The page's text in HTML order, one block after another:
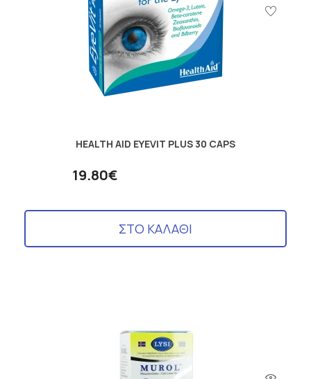
HEALTH AID EYEVIT PLUS 30 CAPS
19.80€
ΣΤΟ ΚΑΛΑΘΙ